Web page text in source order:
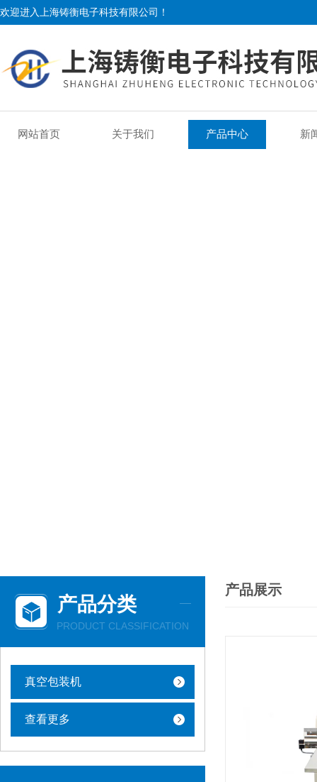
欢迎进入上海铸衡电子科技有限公司！
网站首页 关于我们 产品中心 新
产品分类
PRODUCT CLASSIFICATION
真空包装机
查看更多
产品展示